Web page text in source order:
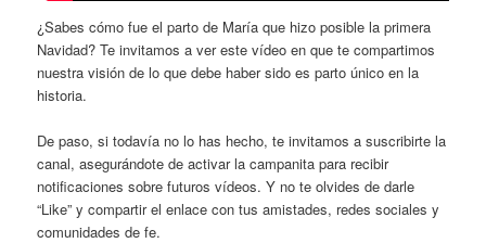
¿Sabes cómo fue el parto de María que hizo posible la primera
Navidad? Te invitamos a ver este vídeo en que te compartimos
nuestra visión de lo que debe haber sido es parto único en la
historia.
De paso, si todavía no lo has hecho, te invitamos a suscribirte la
canal, asegurándote de activar la campanita para recibir
notificaciones sobre futuros vídeos. Y no te olvides de darle
“Like” y compartir el enlace con tus amistades, redes sociales y
comunidades de fe.